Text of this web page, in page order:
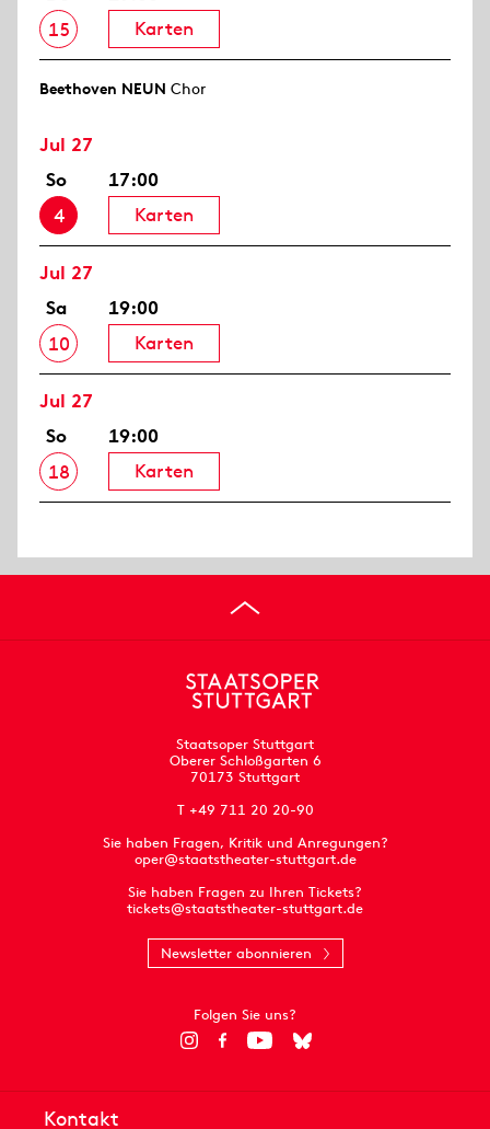
15
Karten
Beethoven NEUN Chor
Jul 27
So
4
17:00
Karten
Jul 27
Sa
10
19:00
Karten
Jul 27
So
18
19:00
Karten
Staatsoper Stuttgart
Oberer Schloßgarten 6
70173 Stuttgart
T +49 711 20 20-90
Sie haben Fragen, Kritik und Anregungen?
oper@staatstheater-stuttgart.de
Sie haben Fragen zu Ihren Tickets?
tickets@staatstheater-stuttgart.de
Newsletter abonnieren
Folgen Sie uns?
Kontakt